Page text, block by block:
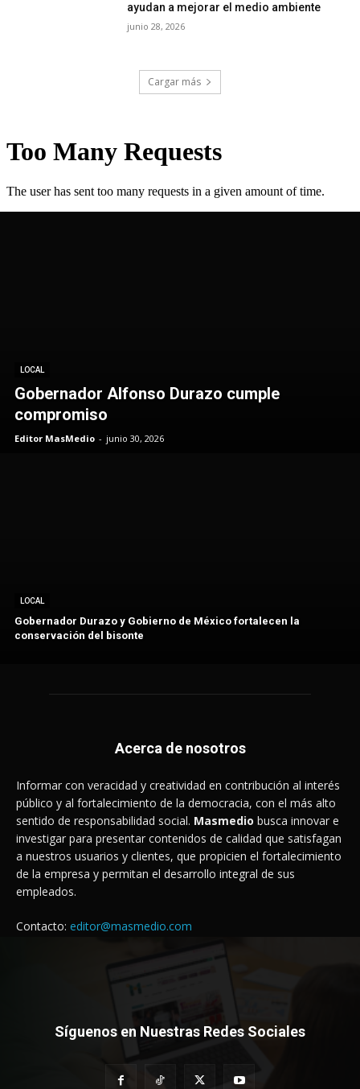
ayudan a mejorar el medio ambiente
junio 28, 2026
Cargar más
LOCAL
Gobernador Alfonso Durazo cumple
compromiso
Editor MasMedio - junio 30, 2026
LOCAL
Gobernador Durazo y Gobierno de México fortalecen la
conservación del bisonte
Acerca de nosotros
Informar con veracidad y creatividad en contribución al interés
público y al fortalecimiento de la democracia, con el más alto
sentido de responsabilidad social. Masmedio busca innovar e
investigar para presentar contenidos de calidad que satisfagan
a nuestros usuarios y clientes, que propicien el fortalecimiento
de la empresa y permitan el desarrollo integral de sus
empleados.
Contacto: editor@masmedio.com
Síguenos en Nuestras Redes Sociales